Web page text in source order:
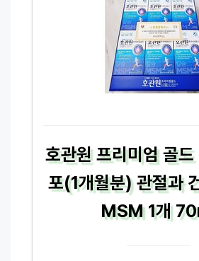
호관원 프리미엄 골
포(1개월분) 관절과
MSM 1개